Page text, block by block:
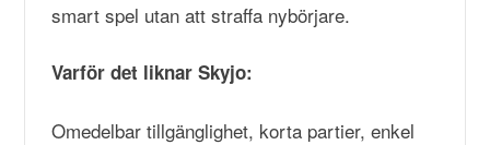
smart spel utan att straffa nybörjare.
Varför det liknar Skyjo:
Omedelbar tillgänglighet, korta partier, enkel